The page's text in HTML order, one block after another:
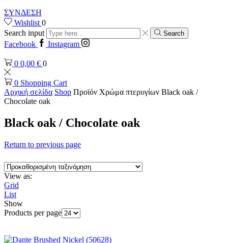
ΣΥΝΔΕΣΗ
Wishlist 0
Search input
Search
Facebook Instagram
0 0,00 € 0
0 Shopping Cart
Αρχική σελίδα Shop Προϊόν Χρώμα πτερυγίων Black oak /
Chocolate oak
Black oak / Chocolate oak
Return to previous page
View as:
Grid
List
Show
Products per page